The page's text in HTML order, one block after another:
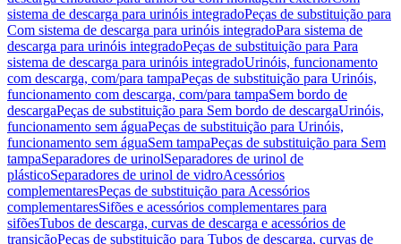
sistema de descarga para urinóis integradoPeças de substituição para
Com sistema de descarga para urinóis integradoPara sistema de
descarga para urinóis integradoPeças de substituição para Para
sistema de descarga para urinóis integradoUrinóis, funcionamento
com descarga, com/para tampaPeças de substituição para Urinóis,
funcionamento com descarga, com/para tampaSem bordo de
descargaPeças de substituição para Sem bordo de descargaUrinóis,
funcionamento sem águaPeças de substituição para Urinóis,
funcionamento sem águaSem tampaPeças de substituição para Sem
tampaSeparadores de urinolSeparadores de urinol de
plásticoSeparadores de urinol de vidroAcessórios
complementaresPeças de substituição para Acessórios
complementaresSifões e acessórios complementares para
sifõesTubos de descarga, curvas de descarga e acessórios de
transiçãoPeças de substituição para Tubos de descarga, curvas de